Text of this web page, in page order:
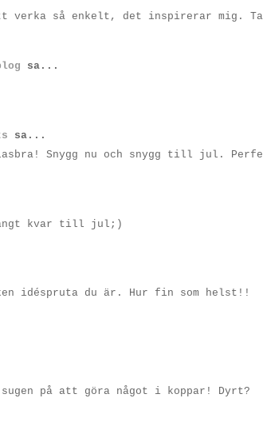
så enkelt, det inspirerar mig.
sa...
sa...
Snygg nu och snygg till jul.
kvar till jul;)
idéspruta du är. Hur fin som helst!!
på att göra något i koppar! Dyrt?